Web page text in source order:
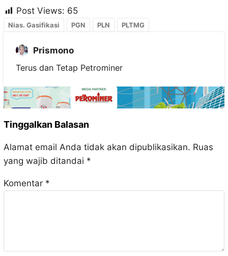
Post Views: 65
Nias. Gasifikasi PGN PLN PLTMG
Prismono
Terus dan Tetap Petrominer
Tinggalkan Balasan
Alamat email Anda tidak akan dipublikasikan. Ruas
yang wajib ditandai *
Komentar *